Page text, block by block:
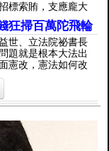
標索賄，支應龐大
狂掃百萬陀飛輪
世、立法院祕書長
題就是根本大法出
憲改，憲法如何改